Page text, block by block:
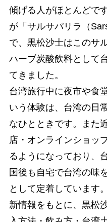
傾げる人がほとんどで
が「サルサパリラ（
で、黒松沙士はこのサ
ハーブ炭酸飲料として
てきました。
台湾旅行中に夜市や食
いう体験は、台湾の日
なひとときです。また
店・オンラインショッ
るようになっており、
国後も自宅で台湾の味
として定着しています
新情報をもとに、黒松